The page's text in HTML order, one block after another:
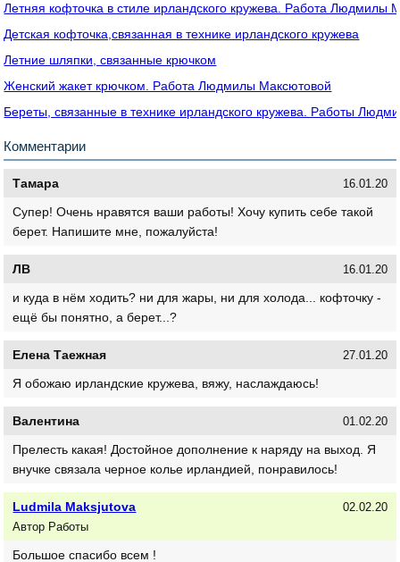
Летняя кофточка в стиле ирландского кружева. Работа Людмилы
Детская кофточка,связанная в технике ирландского кружева
Летние шляпки, связанные крючком
Женский жакет крючком. Работа Людмилы Максютовой
Береты, связанные в технике ирландского кружева. Работы
Комментарии
Тамара 16.01.20
Супер! Очень нравятся ваши работы! Хочу купить себе такой
берет. Напишите мне, пожалуйста!
ЛВ 16.01.20
и куда в нём ходить? ни для жары, ни для холода... кофточку -
ещё бы понятно, а берет...?
Елена Таежная 27.01.20
Я обожаю ирландские кружева, вяжу, наслаждаюсь!
Валентина 01.02.20
Прелесть какая! Достойное дополнение к наряду на выход. Я
внучке связала черное колье ирландией, понравилось!
Ludmila Maksjutova
Автор Работы
02.02.20
Большое спасибо всем !